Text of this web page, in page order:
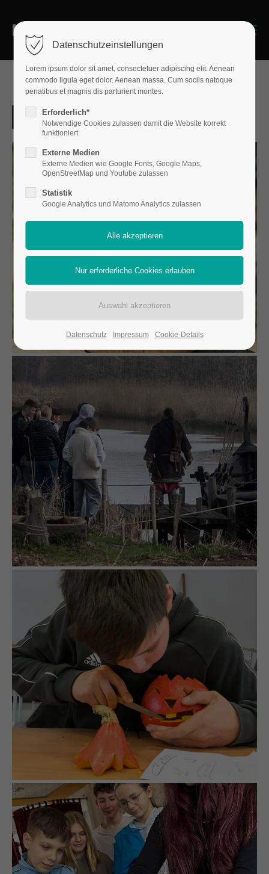
Datenschutzeinstellungen
Lorem ipsum dolor sit amet, consectetuer adipiscing elit. Aenean
commodo ligula eget dolor. Aenean massa. Cum sociis natoque
penatibus et magnis dis parturient montes.
Erforderlich*
Notwendige Cookies zulassen damit die Website korrekt
funktioniert
Externe Medien
Externe Medien wie Google Fonts, Google Maps,
OpenStreetMap und Youtube zulassen
Statistik
Google Analytics und Matomo Analytics zulassen
Datenschutz Impressum Cookie-Details